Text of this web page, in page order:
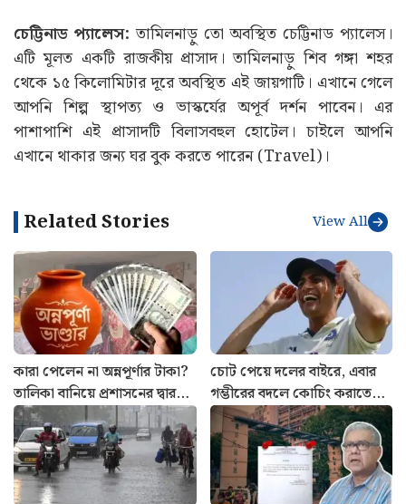
চেট্টিনাড প্যালেস: তামিলনাড়ু তো অবস্থিত চেট্টিনাড প্যালেস।
এটি মূলত একটি রাজকীয় প্রাসাদ। তামিলনাড়ু শিব গঙ্গা শহর
থেকে ১৫ কিলোমিটার দূরে অবস্থিত এই জায়গাটি। এখানে গেলে
আপনি শিল্প স্থাপত্য ও ভাস্কর্যের অপূর্ব দর্শন পাবেন। এর
পাশাপাশি এই প্রাসাদটি বিলাসবহুল হোটেল। চাইলে আপনি
এখানে থাকার জন্য ঘর বুক করতে পারেন (Travel)।
Related Stories View All
কারা পেলেন না অন্নপূর্ণার টাকা?
তালিকা বানিয়ে প্রশাসনের দ্বারস্থ
কংগ্রেস
চোট পেয়ে দলের বাইরে, এবার
গম্ভীরের বদলে কোচিং করাতে
শুরু করলেন শুভমান গিল